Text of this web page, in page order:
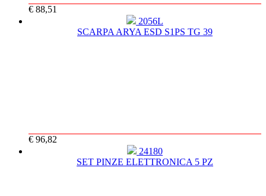
€ 88,51
2056L
SCARPA ARYA ESD S1PS TG 39
€ 96,82
24180
SET PINZE ELETTRONICA 5 PZ